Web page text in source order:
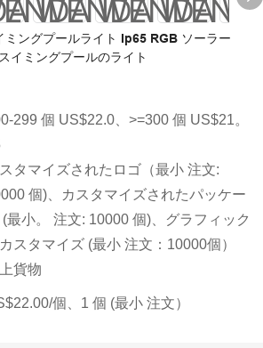
ミングプールライト Ip65 RGB ソーラー
イミングプールのライト
299 個 US$22.0、>=300 個 US$21。
タマイズされたロゴ（最小 注文:
個)、カスタマイズされたパッケー
(最小。 注文: 10000 個)、グラフィック
スタマイズ (最小 注文：10000個）
貨物
個、1 個 (最小 注文）